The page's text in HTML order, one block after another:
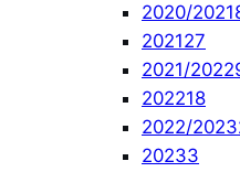
2020/2021
202127
2021/2022
202218
2022/2023
20233